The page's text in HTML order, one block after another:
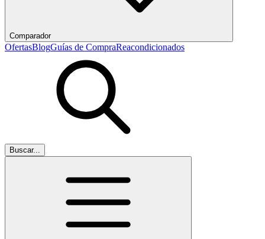
Comparador
OfertasBlogGuías de CompraReacondicionados
Buscar...